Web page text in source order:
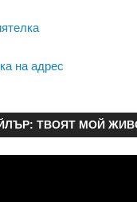
на адрес
ТВОЯТ МОЙ